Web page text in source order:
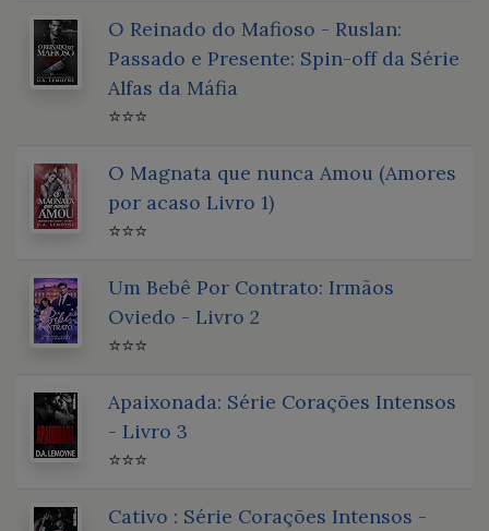
O Reinado do Mafioso - Ruslan:
Passado e Presente: Spin-off da Série
Alfas da Máfia
⭐⭐⭐
O Magnata que nunca Amou (Amores
por acaso Livro 1)
⭐⭐⭐
Um Bebê Por Contrato: Irmãos
Oviedo - Livro 2
⭐⭐⭐
Apaixonada: Série Corações Intensos
- Livro 3
⭐⭐⭐
Cativo : Série Corações Intensos -